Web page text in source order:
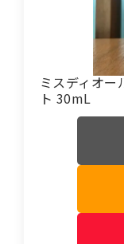
ミスディオ
ト 30mL